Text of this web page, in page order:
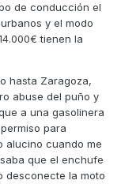
de conducción el
y el modo
tienen la
hasta Zaragoza,
abuse del puño y
a una gasolinera
para
alucino cuando me
que el enchufe
desconecte la moto